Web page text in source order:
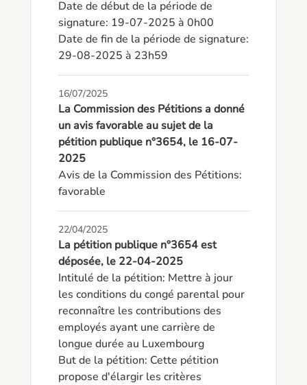
Date de début de la période de
signature: 19-07-2025 à 0h00
Date de fin de la période de signature:
29-08-2025 à 23h59
16/07/2025
La Commission des Pétitions a donné
un avis favorable au sujet de la
pétition publique n°3654, le 16-07-
2025
Avis de la Commission des Pétitions:
favorable
22/04/2025
La pétition publique n°3654 est
déposée, le 22-04-2025
Intitulé de la pétition: Mettre à jour
les conditions du congé parental pour
reconnaître les contributions des
employés ayant une carrière de
longue durée au Luxembourg
But de la pétition: Cette pétition
propose d'élargir les critères